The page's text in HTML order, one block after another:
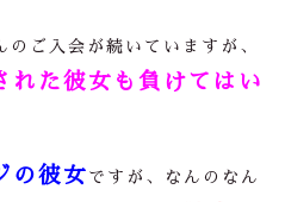
ご入会が続いていますが、
れた彼女も負けてはい
の彼女 ですが、なんのなん